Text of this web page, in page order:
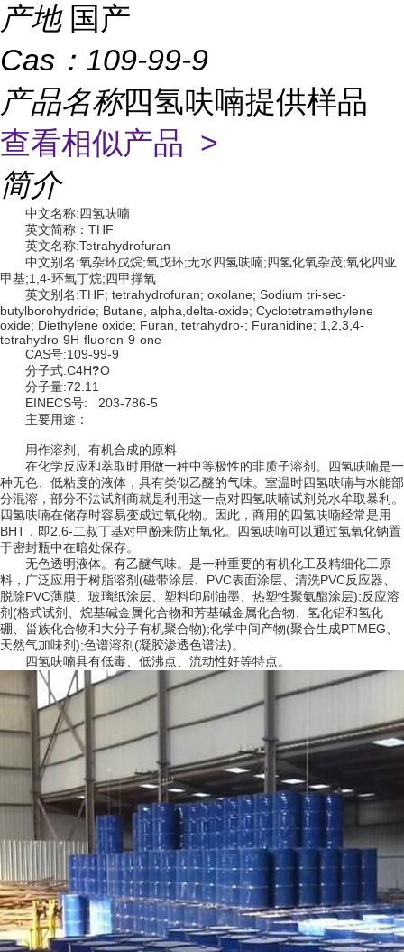
产地 国产
Cas： 109-99-9
产品名称四氢呋喃提供样品
查看相似产品 >
简介
中文名称:四氢呋喃
英文简称：THF
英文名称:Tetrahydrofuran
中文别名:氧杂环戊烷;氧戊环;无水四氢呋喃;四氢化氧杂茂;氧化四亚
甲基;1,4-环氧丁烷;四甲撑氧
英文别名:THF; tetrahydrofuran; oxolane; Sodium tri-sec-
butylborohydride; Butane, alpha,delta-oxide; Cyclotetramethylene
oxide; Diethylene oxide; Furan, tetrahydro-; Furanidine; 1,2,3,4-
tetrahydro-9H-fluoren-9-one
CAS号:109-99-9
分子式:C4H?O
分子量:72.11
EINECS号: 203-786-5
主要用途：
用作溶剂、有机合成的原料
在化学反应和萃取时用做一种中等极性的非质子溶剂。四氢呋喃是一
种无色、低粘度的液体，具有类似乙醚的气味。室温时四氢呋喃与水能部
分混溶，部分不法试剂商就是利用这一点对四氢呋喃试剂兑水牟取暴利。
四氢呋喃在储存时容易变成过氧化物。因此，商用的四氢呋喃经常是用
BHT，即2,6-二叔丁基对甲酚来防止氧化。四氢呋喃可以通过氢氧化钠置
于密封瓶中在暗处保存。
无色透明液体。有乙醚气味。是一种重要的有机化工及精细化工原
料，广泛应用于树脂溶剂(磁带涂层、PVC表面涂层、清洗PVC反应器、
脱除PVC薄膜、玻璃纸涂层、塑料印刷油墨、热塑性聚氨酯涂层);反应溶
剂(格式试剂、烷基碱金属化合物和芳基碱金属化合物、氢化铝和氢化
硼、甾族化合物和大分子有机聚合物);化学中间产物(聚合生成PTMEG、
天然气加味剂);色谱溶剂(凝胶渗透色谱法)。
四氢呋喃具有低毒、低沸点、流动性好等特点。